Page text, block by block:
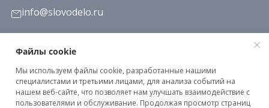
info@slovodelo.ru
Заказать звонок
Подписаться на рассылку
Файлы cookie
Мы используем файлы cookie, разработанные нашими
специалистами и третьими лицами, для анализа событий на
нашем веб-сайте, что позволяет нам улучшать взаимодействие с
пользователями и обслуживание. Продолжая просмотр страниц